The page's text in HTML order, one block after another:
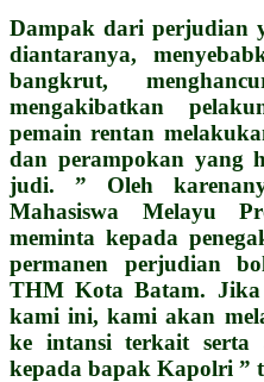
Dampak dari perjudian
diantaranya,
bangkrut,
mengakibatkan
pemain rentan
dan perampokan yang
judi. ” Oleh
Mahasiswa Melayu
meminta kepada
permanen perjudian
THM Kota Batam. Jika
kami ini, kami akan
ke intansi terkait serta
kepada bapak Kapolri ”